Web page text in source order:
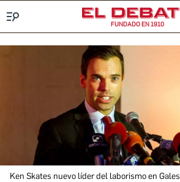
FUNDADO EN 1910
Ken Skates nuevo líder del laborismo en Gales